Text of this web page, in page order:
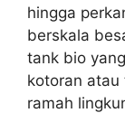
hingga
berskala
tank bio
kotoran atau
ramah